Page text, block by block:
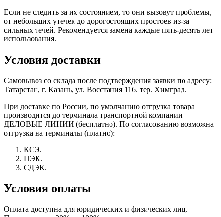
Если не следить за их состоянием, то они вызовут проблемы,
от небольших утечек до дорогостоящих простоев из-за
сильных течей. Рекомендуется замена каждые пять-десять лет
использования.
Условия доставки
Самовывоз со склада после подтверждения заявки по адресу:
Татарстан, г. Казань, ул. Восстания 116. тер. Химград.
При доставке по России, по умолчанию отгрузка товара
производится до терминала транспортной компании
ДЕЛОВЫЕ ЛИНИИ (бесплатно). По согласованию возможна
отгрузка на терминалы (платно):
КСЭ.
ПЭК.
СДЭК.
Условия оплаты
Оплата доступна для юридических и физических лиц.